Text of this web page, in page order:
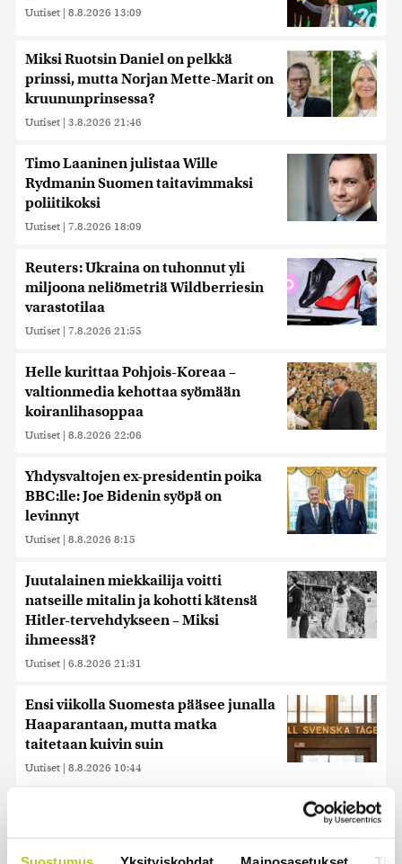
Uutiset | 8.8.2026 13:09
Miksi Ruotsin Daniel on pelkkä
prinssi, mutta Norjan Mette-Marit on
kruununprinsessa?
Uutiset | 3.8.2026 21:46
Timo Laaninen julistaa Wille
Rydmanin Suomen taitavimmaksi
poliitikoksi
Uutiset | 7.8.2026 18:09
Reuters: Ukraina on tuhonnut yli
miljoona neliömetriä Wildberriesin
varastotilaa
Uutiset | 7.8.2026 21:55
Helle kurittaa Pohjois-Koreaa –
valtionmedia kehottaa syömään
koiranlihasoppaa
Uutiset | 8.8.2026 22:06
Yhdysvaltojen ex-presidentin poika
BBC:lle: Joe Bidenin syöpä on
levinnyt
Uutiset | 8.8.2026 8:15
Juutalainen miekkailija voitti
natseille mitalin ja kohotti kätensä
Hitler-tervehdykseen – Miksi
ihmeessä?
Uutiset | 6.8.2026 21:31
Ensi viikolla Suomesta pääsee junalla
Haaparantaan, mutta matka
taitetaan kuivin suin
Uutiset | 8.8.2026 10:44